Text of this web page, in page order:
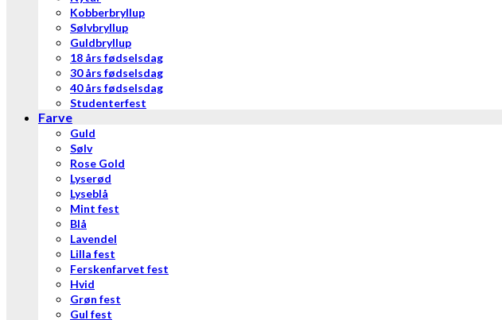
Kobberbryllup
Sølvbryllup
Guldbryllup
18 års fødselsdag
30 års fødselsdag
40 års fødselsdag
Studenterfest
Farve
Guld
Sølv
Rose Gold
Lyserød
Lyseblå
Mint fest
Blå
Lavendel
Lilla fest
Ferskenfarvet fest
Hvid
Grøn fest
Gul fest